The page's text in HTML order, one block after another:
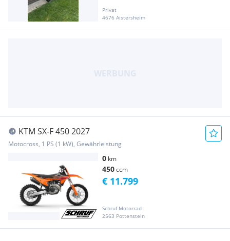
Privat
4676 Aistersheim
KTM SX-F 450 2027
Motocross, 1 PS (1 kW), Gewährleistung
0 km
450ccm
Schruf Motorrad
2563 Pottenstein
€ 11.799